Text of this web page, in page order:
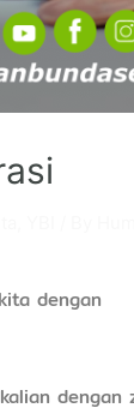
dengan